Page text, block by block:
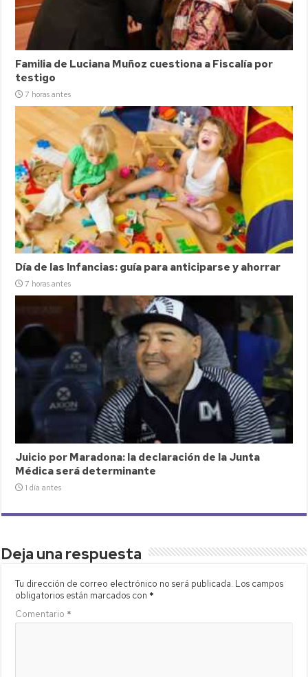
Familia de Luciana Muñoz cuestiona a Fiscalía por
testigo
7 horas antes
Día de las Infancias: guía para anticiparse y ahorrar
7 horas antes
Juicio por Maradona: la declaración de la Junta
Médica será determinante
1 día antes
Deja una respuesta
Tu dirección de correo electrónico no será publicada. Los campos
obligatorios están marcados con *
Comentario *